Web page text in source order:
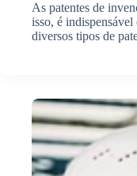
As patentes de
isso, é indispensável
diversos tipos de